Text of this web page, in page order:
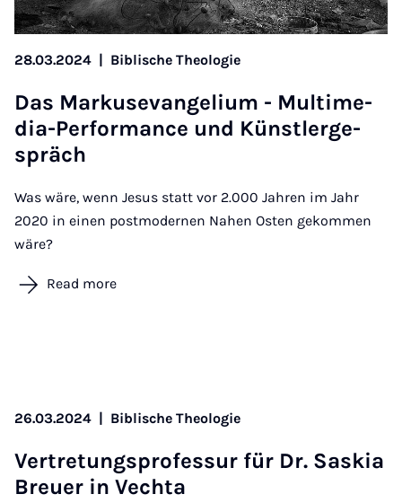
28.03.2024 | Biblische Theologie
Das Marku­sevan­geli­um - Mul­ti­me­
dia-Per­form­ance und Künst­lerge­
spräch
Was wäre, wenn Jesus statt vor 2.000 Jahren im Jahr
2020 in einen postmodernen Nahen Osten gekommen
wäre?
Read more
26.03.2024 | Biblische Theologie
Ver­tre­tung­s­pro­fes­sur für Dr. Saskia
Breuer in Vec­hta